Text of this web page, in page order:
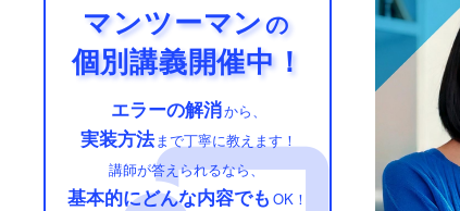
マンツーマンの
個別講義開催中！
エラーの解消から、
実装方法まで丁寧に教えます！
講師が答えられるなら、
基本的にどんな内容でも OK！